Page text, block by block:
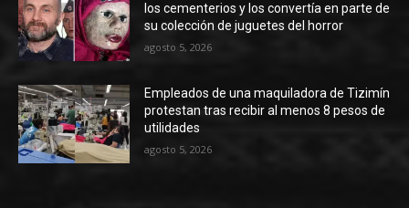
los cementerios y los convertía en parte de
su colección de juguetes del horror
agosto 5, 2026
Empleados de una maquiladora de Tizimín
protestan tras recibir al menos 8 pesos de
utilidades
agosto 5, 2026